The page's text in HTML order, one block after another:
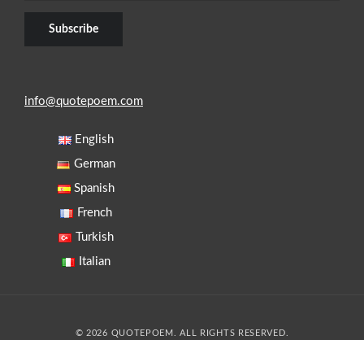
info@quotepoem.com
English
German
Spanish
French
Turkish
Italian
© 2026 QUOTEPOEM. ALL RIGHTS RESERVED.